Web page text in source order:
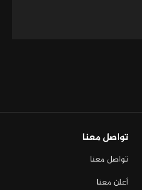
تواصل معنا
تواصل معنا
أعلن معنا